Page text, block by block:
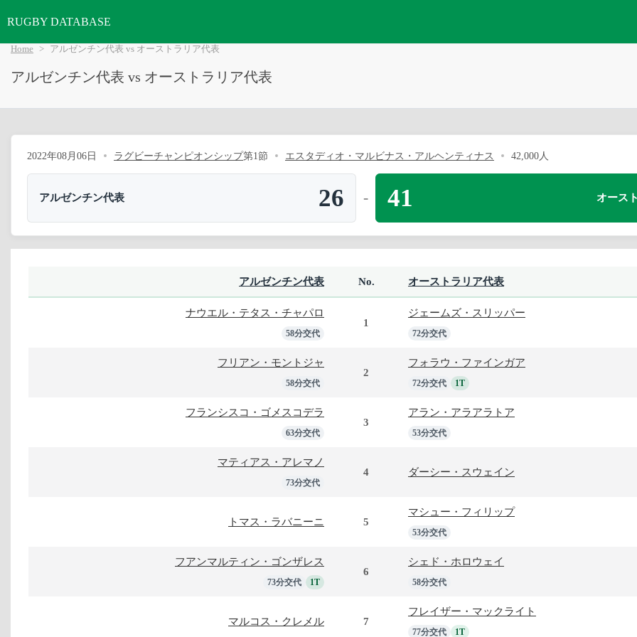
RUGBY DATABASE
Home アルゼンチン代表 vs オーストラリア代表
アルゼンチン代表 vs オーストラリア代表
2022年08月06日 ラグビーチャンピオンシップ第1節 エスタディオ・マルビナス・アルヘンティナス 42,000人
アルゼンチン代表 26 - オース
41
アルゼンチン代表 No. オーストラリア代表
ナウエル・テタス・チャパロ
58分交代
1
ジェームズ・スリッパー
72分交代
フリアン・モントジャ
58分交代
2
フォラウ・ファインガア
72分交代 1T
フランシスコ・ゴメスコデラ
63分交代
3
アラン・アラアラトア
53分交代
マティアス・アレマノ
73分交代
4 ダーシー・スウェイン
トマス・ラバニーニ 5
マシュー・フィリップ
53分交代
フアンマルティン・ゴンザレス
73分交代 1T
6
シェド・ホロウェイ
58分交代
マルコス・クレメル 7
フレイザー・マックライト
77分交代 1T